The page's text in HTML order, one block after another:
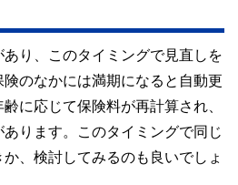
り、このタイミングで見直しを
のなかには満期になると自動更
に応じて保険料が再計算され、
ります。このタイミングで同じ
、検討してみるのも良いでしょ